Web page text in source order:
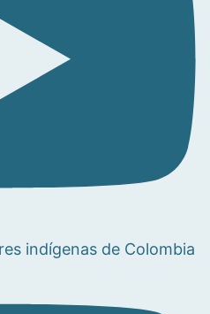
indígenas de Colombia